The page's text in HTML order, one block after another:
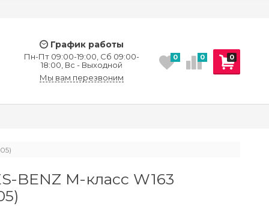
График работы
Пн-Пт 09:00-19:00, Сб 09:00-
18:00, Вс - Выходной
Мы вам перезвоним
0
0 0
BENZ M-класс W163